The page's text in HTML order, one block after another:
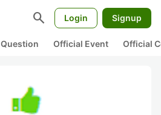
search Login Signup
Question Official Event Official